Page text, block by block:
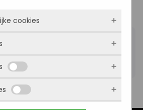
die aan je selectie
cookies
ervoor dat de website
Ze zijn dus altijd actief en
uitgezet. Meestal worden
als jij iets doet, zoals
invullen of je
opslaan. Je kunt je browser
hij deze cookies blokkeert of je
zien we hoe vaak onze site
waar bezoekers vandaan
pagina’s populair zijn. Zo
blijven verbeteren.
jouw voorkeuren.
of ingevulde gegevens.